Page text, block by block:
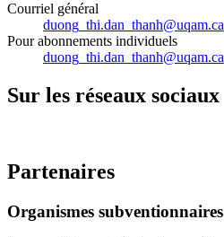
Courriel général
duong_thi.dan_thanh@uqam.ca
Pour abonnements individuels
duong_thi.dan_thanh@uqam.ca
Sur les réseaux sociaux
Partenaires
Organismes subventionnaires